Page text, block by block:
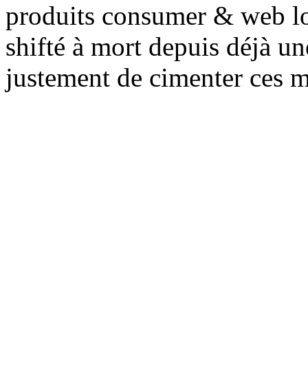
produits consumer & web
shifté à mort depuis déjà
justement de cimenter ces